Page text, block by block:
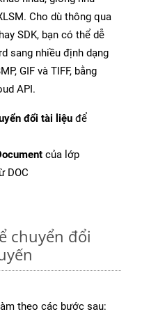
Cho dù thông qua
SDK, bạn có thể dễ
sang nhiều định dạng
GIF và TIFF, bằng
API.
đổi tài liệu để
của lớp
DOC
chuyển đổi
theo các bước sau: